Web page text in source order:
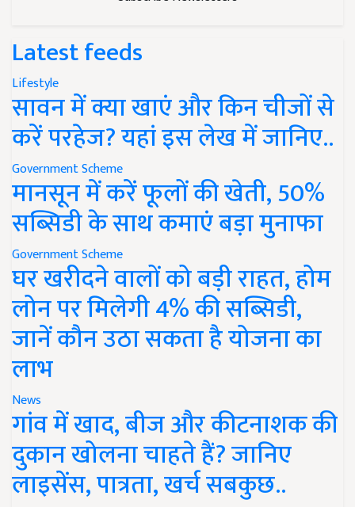
Latest feeds
Lifestyle
सावन में क्या खाएं और किन चीजों से
करें परहेज? यहां इस लेख में जानिए..
Government Scheme
मानसून में करें फूलों की खेती, 50%
सब्सिडी के साथ कमाएं बड़ा मुनाफा
Government Scheme
घर खरीदने वालों को बड़ी राहत, होम
लोन पर मिलेगी 4% की सब्सिडी,
जानें कौन उठा सकता है योजना का
लाभ
News
गांव में खाद, बीज और कीटनाशक की
दुकान खोलना चाहते हैं? जानिए
लाइसेंस, पात्रता, खर्च सबकुछ..